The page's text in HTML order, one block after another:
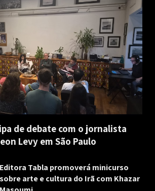
de debate com o jornalista
Levy em São Paulo
Editora Tabla promoverá minicurso
sobre arte e cultura do Irã com Khazar